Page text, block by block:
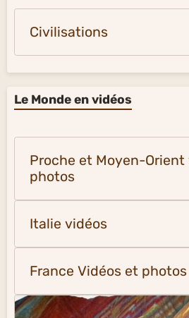
Civilisations
Le Monde en vidéos
Proche et Moyen-
photos
Italie vidéos
France Vidéos et photos